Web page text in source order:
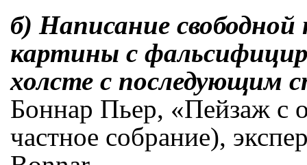
б) Написание
картины с
холсте с последующим
Боннар Пьер, «Пейзаж с
частное собрание),